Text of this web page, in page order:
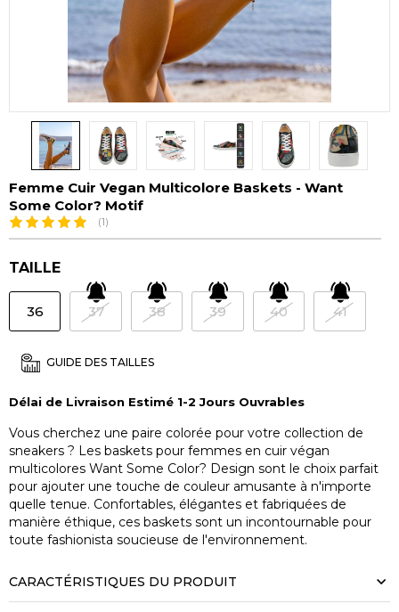
Femme Cuir Vegan Multicolore Baskets - Want
Some Color? Motif
(1)
TAILLE
36 37 38 39 40 41
GUIDE DES TAILLES
Délai de Livraison Estimé 1-2 Jours Ouvrables
Vous cherchez une paire colorée pour votre collection de
sneakers ? Les baskets pour femmes en cuir végan
multicolores Want Some Color? Design sont le choix parfait
pour ajouter une touche de couleur amusante à n'importe
quelle tenue. Confortables, élégantes et fabriquées de
manière éthique, ces baskets sont un incontournable pour
toute fashionista soucieuse de l'environnement.
CARACTÉRISTIQUES DU PRODUIT